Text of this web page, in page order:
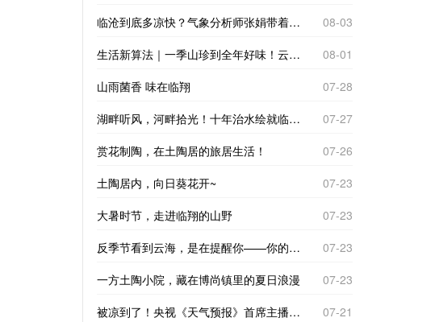
临沧到底多凉快？气象分析师张娟带着仪器来实测
08-03
生活新算法｜一季山珍到全年好味！云南临沧“树koko”里的致富经
08-01
山雨菌香 味在临翔
07-28
湖畔听风，河畔拾光！十年治水绘就临翔“家门口的诗与远方”
07-27
赏花制陶，在土陶居的旅居生活！
07-26
土陶居内，向日葵花开~
07-23
大暑时节，走进临翔的山野
07-23
反季节看到云海，是在提醒你——你的“云”气不差，别着急。错季的相遇，往往是最好的运气！
07-23
一方土陶小院，藏在博尚镇里的夏日浪漫
07-23
被凉到了！央视《天气预报》首席主播杨丹临沧之旅有惊喜
07-21